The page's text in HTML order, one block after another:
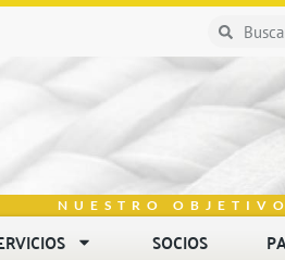
NUESTRO
SOCIOS